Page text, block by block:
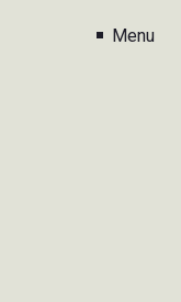
Menu